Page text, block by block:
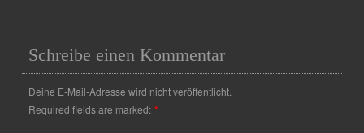
Schreibe einen Kommentar
Deine E-Mail-Adresse wird nicht veröffentlicht.
Required fields are marked: *